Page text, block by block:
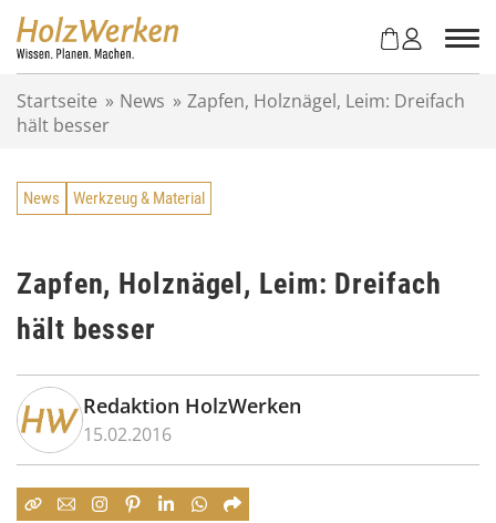
Startseite » News » Zapfen, Holznägel, Leim: Dreifach
hält besser
News Werkzeug & Material
Zapfen, Holznägel, Leim: Dreifach
hält besser
Redaktion HolzWerken
15.02.2016